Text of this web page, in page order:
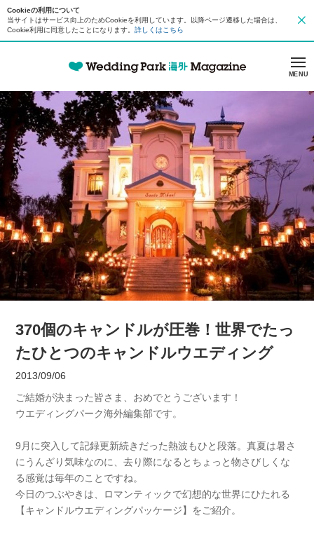
Cookieの利用について
当サイトはサービス向上のためCookieを利用しています。以降ページ遷移した場合は、
Cookie利用に同意したことになります。 詳しくはこちら
MENU
370個のキャンドルが圧巻！世界でたっ
たひとつのキャンドルウエディング
2013/09/06
ご結婚が決まった皆さま、おめでとうございます！
ウエディングパーク海外編集部です。
9月に突入して記録更新続きだった熱波もひと段落。真夏は暑さ
にうんざり気味なのに、去り際になるとちょっと物さびしくな
る感覚は毎年のことですね。
今日のつぶやきは、ロマンティックで幻想的な世界にひたれる
【キャンドルウエディングパッケージ】をご紹介。